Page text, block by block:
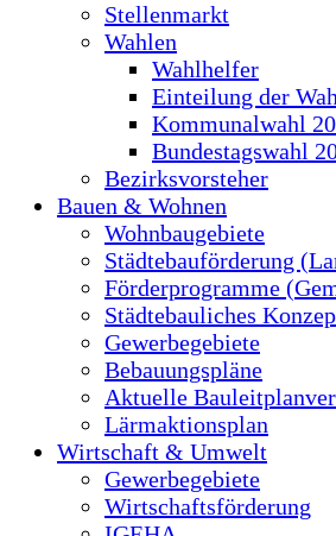
Stellenmarkt
Wahlen
Wahlhelfer
Einteilung der
Kommunalwahl
Bundestagswahl
Bezirksvorsteher
Bauen & Wohnen
Wohnbaugebiete
Städtebauförderung
Förderprogramme
Städtebauliches
Gewerbegebiete
Bebauungspläne
Aktuelle
Lärmaktionsplan
Wirtschaft & Umwelt
Gewerbegebiete
Wirtschaftsförderung